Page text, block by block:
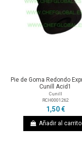
Pie de Goma Redondo
Cunill Acid1
Cunill
RCH0001262
1,50 €
Añadir al carrito